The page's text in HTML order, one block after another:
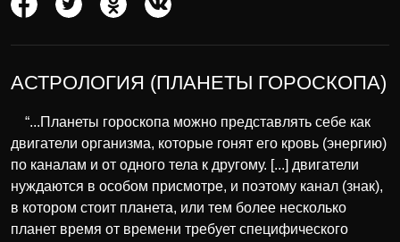
АСТРОЛОГИЯ (ПЛАНЕТЫ ГОРОСКОПА)
“...Планеты гороскопа можно представлять себе как
двигатели организма, которые гонят его кровь (энергию)
по каналам и от одного тела к другому. [...] двигатели
нуждаются в особом присмотре, и поэтому канал (знак),
в котором стоит планета, или тем более несколько
планет время от времени требует специфического